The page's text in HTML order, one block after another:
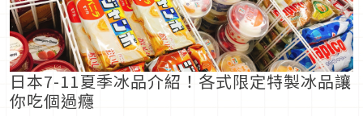
日本7-11夏季冰品介紹！各式限定特製冰品讓
你吃個過癮